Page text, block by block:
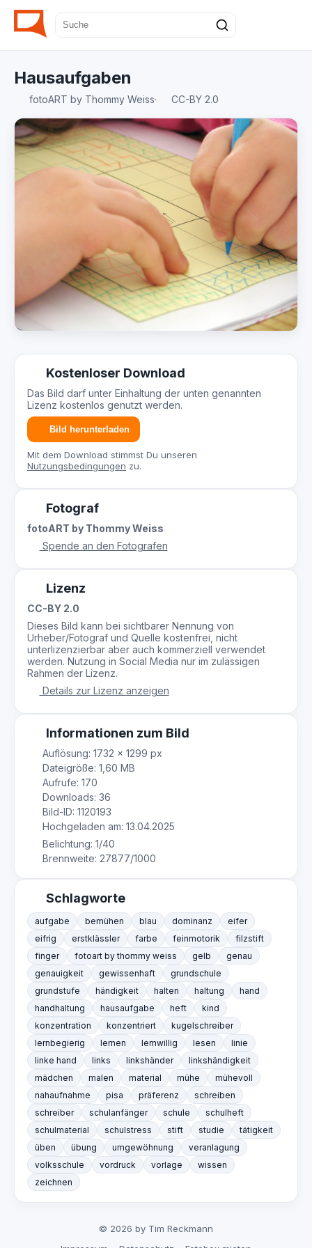
Hausaufgaben
fotoART by Thommy Weiss· CC-BY 2.0
Kostenloser Download
Das Bild darf unter Einhaltung der unten genannten
Lizenz kostenlos genutzt werden.
Bild herunterladen
Mit dem Download stimmst Du unseren
Nutzungsbedingungen zu.
Fotograf
fotoART by Thommy Weiss
Spende an den Fotografen
Lizenz
CC-BY 2.0
Dieses Bild kann bei sichtbarer Nennung von
Urheber/Fotograf und Quelle kostenfrei, nicht
unterlizenzierbar aber auch kommerziell verwendet
werden. Nutzung in Social Media nur im zulässigen
Rahmen der Lizenz.
Details zur Lizenz anzeigen
Informationen zum Bild
Auflösung: 1732 × 1299 px
Dateigröße: 1,60 MB
Aufrufe: 170
Downloads: 36
Bild-ID: 1120193
Hochgeladen am: 13.04.2025
Belichtung: 1/40
Brennweite: 27877/1000
Schlagworte
aufgabe bemühen blau dominanz
eifer
eifrig
erstklässler farbe feinmotorik
filzstift
finger
fotoart by thommy weiss gelb
genau
genauigkeit
gewissenhaft
grundschule
grundstufe
händigkeit halten haltung
hand
handhaltung
hausaufgabe heft
kind
konzentration
konzentriert
kugelschreiber
lernbegierig
lernen lernwillig lesen
linie
linke hand
links linkshänder
linkshändigkeit
mädchen
malen material mühe
mühevoll
nahaufnahme
pisa präferenz
schreiben
schreiber
schulanfänger schule
schulheft
schulmaterial
schulstress stift studie
tätigkeit
üben
übung umgewöhnung
veranlagung
volksschule
vordruck vorlage
wissen
zeichnen
© 2026 by Tim Reckmann